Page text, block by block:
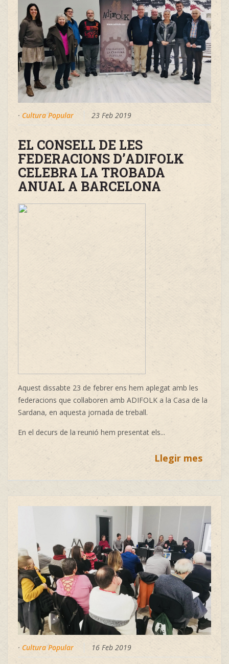
· Cultura Popular 23 Feb 2019
EL CONSELL DE LES
FEDERACIONS D’ADIFOLK
CELEBRA LA TROBADA
ANUAL A BARCELONA
Aquest dissabte 23 de febrer ens hem aplegat amb les
federacions que col·laboren amb ADIFOLK a la Casa de la
Sardana, en aquesta jornada de treball.
En el decurs de la reunió hem presentat els...
Llegir mes
· Cultura Popular 16 Feb 2019